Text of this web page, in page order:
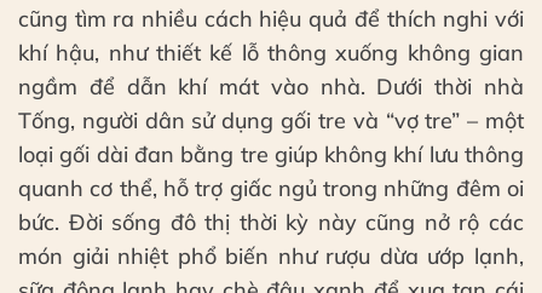
cũng tìm ra nhiều cách hiệu quả để thích nghi với
khí hậu, như thiết kế lỗ thông xuống không gian
ngầm để dẫn khí mát vào nhà. Dưới thời nhà
Tống, người dân sử dụng gối tre và “vợ tre” – một
loại gối dài đan bằng tre giúp không khí lưu thông
quanh cơ thể, hỗ trợ giấc ngủ trong những đêm oi
bức. Đời sống đô thị thời kỳ này cũng nở rộ các
món giải nhiệt phổ biến như rượu dừa ướp lạnh,